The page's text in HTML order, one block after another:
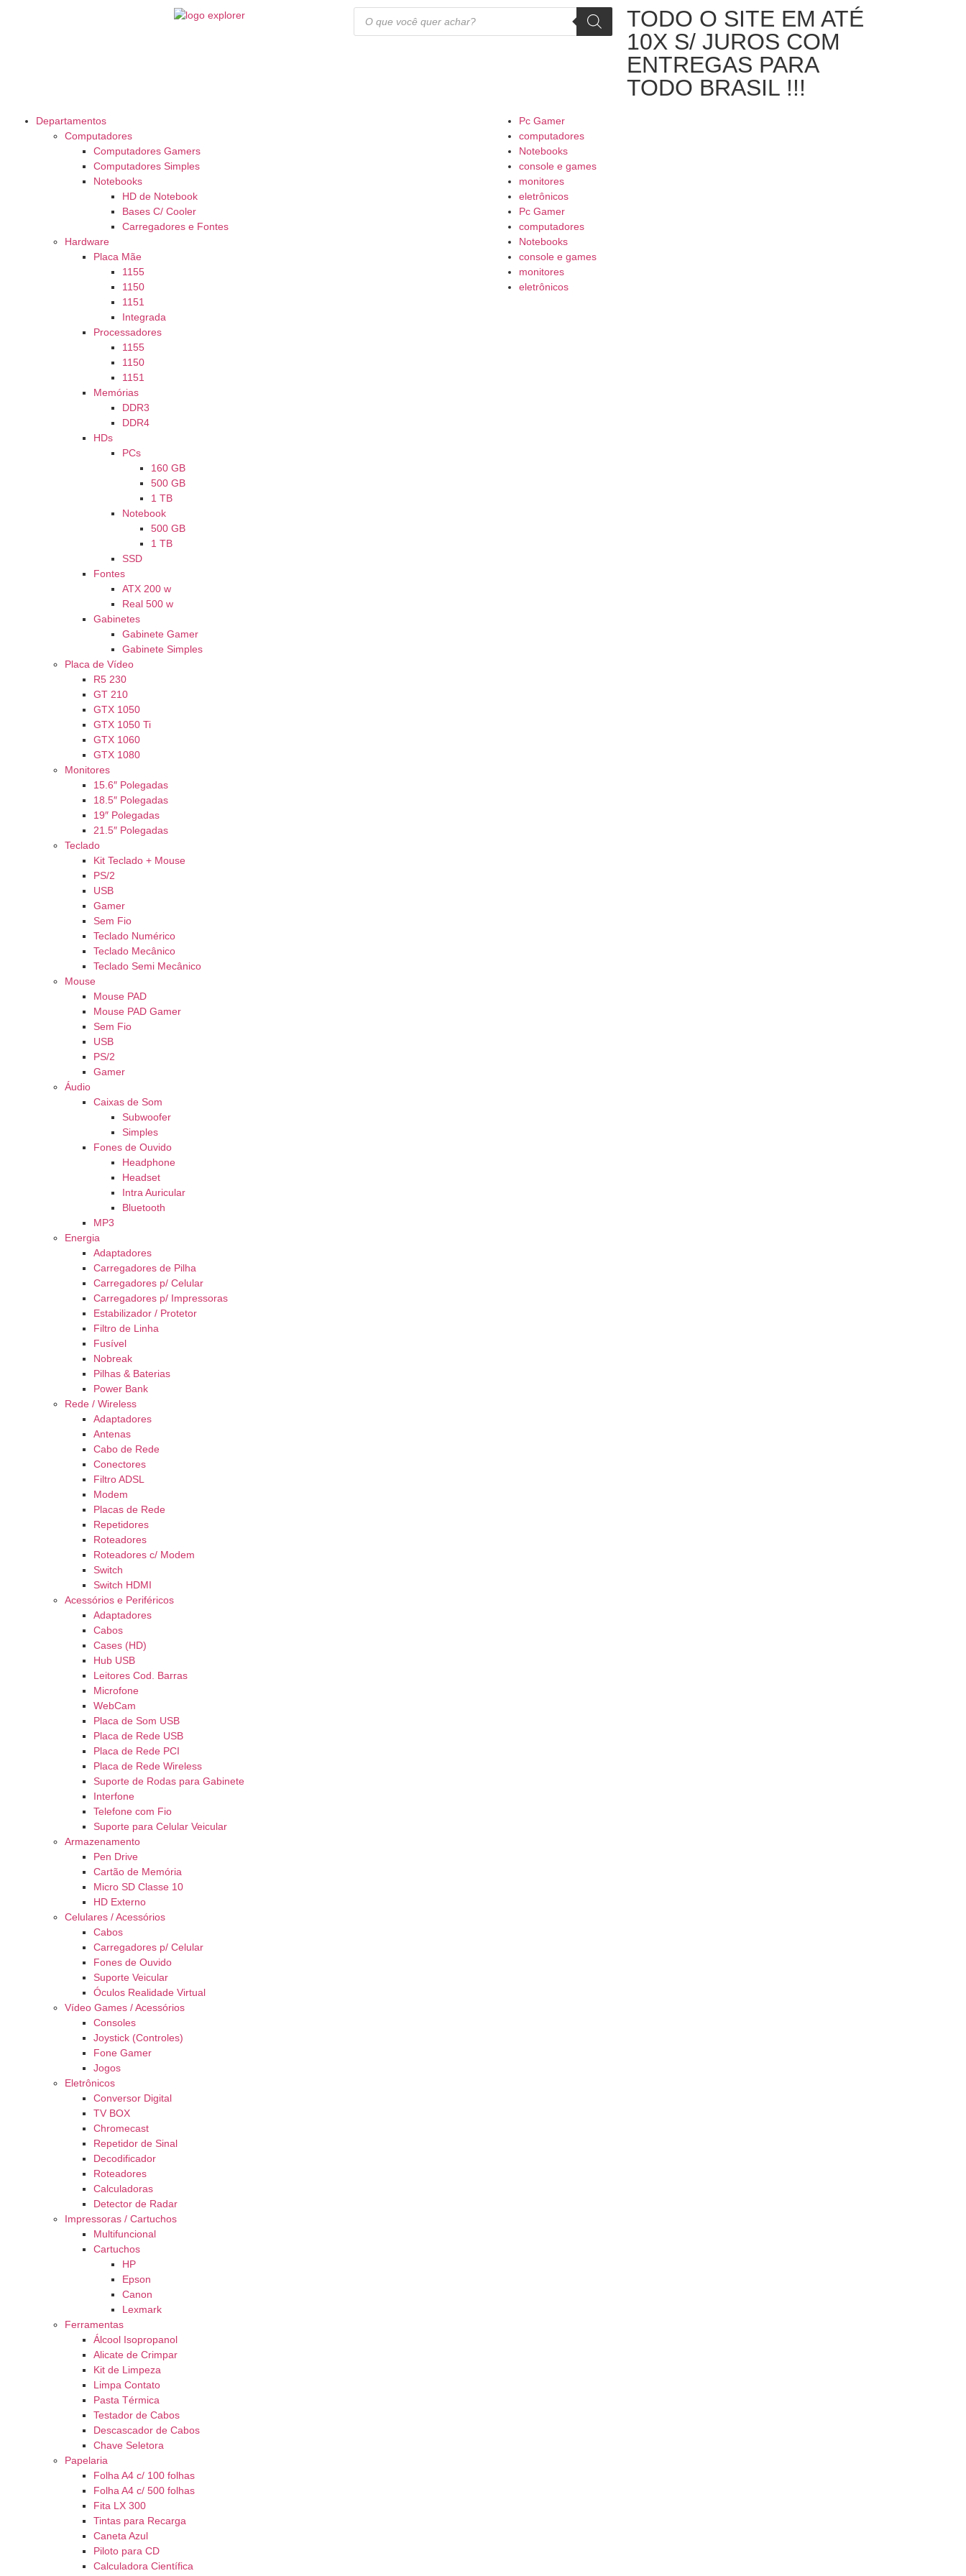
TODO O SITE EM ATÉ
10X S/ JUROS COM
ENTREGAS PARA
TODO BRASIL !!!
Departamentos
Computadores
Computadores Gamers
Computadores Simples
Notebooks
HD de Notebook
Bases C/ Cooler
Carregadores e Fontes
Hardware
Placa Mãe
1155
1150
1151
Integrada
Processadores
1155
1150
1151
Memórias
DDR3
DDR4
HDs
PCs
160 GB
500 GB
1 TB
Notebook
500 GB
1 TB
SSD
Fontes
ATX 200 w
Real 500 w
Gabinetes
Gabinete Gamer
Gabinete Simples
Placa de Vídeo
R5 230
GT 210
GTX 1050
GTX 1050 Ti
GTX 1060
GTX 1080
Monitores
15.6″ Polegadas
18.5″ Polegadas
19″ Polegadas
21.5″ Polegadas
Teclado
Kit Teclado + Mouse
PS/2
USB
Gamer
Sem Fio
Teclado Numérico
Teclado Mecânico
Teclado Semi Mecânico
Mouse
Mouse PAD
Mouse PAD Gamer
Sem Fio
USB
PS/2
Gamer
Áudio
Caixas de Som
Subwoofer
Simples
Fones de Ouvido
Headphone
Headset
Intra Auricular
Bluetooth
MP3
Energia
Adaptadores
Carregadores de Pilha
Carregadores p/ Celular
Carregadores p/ Impressoras
Estabilizador / Protetor
Filtro de Linha
Fusível
Nobreak
Pilhas & Baterias
Power Bank
Rede / Wireless
Adaptadores
Antenas
Cabo de Rede
Conectores
Filtro ADSL
Modem
Placas de Rede
Repetidores
Roteadores
Roteadores c/ Modem
Switch
Switch HDMI
Acessórios e Periféricos
Adaptadores
Cabos
Cases (HD)
Hub USB
Leitores Cod. Barras
Microfone
WebCam
Placa de Som USB
Placa de Rede USB
Placa de Rede PCI
Placa de Rede Wireless
Suporte de Rodas para Gabinete
Interfone
Telefone com Fio
Suporte para Celular Veicular
Armazenamento
Pen Drive
Cartão de Memória
Micro SD Classe 10
HD Externo
Celulares / Acessórios
Cabos
Carregadores p/ Celular
Fones de Ouvido
Suporte Veicular
Óculos Realidade Virtual
Vídeo Games / Acessórios
Consoles
Joystick (Controles)
Fone Gamer
Jogos
Eletrônicos
Conversor Digital
TV BOX
Chromecast
Repetidor de Sinal
Decodificador
Roteadores
Calculadoras
Detector de Radar
Impressoras / Cartuchos
Multifuncional
Cartuchos
HP
Epson
Canon
Lexmark
Ferramentas
Álcool Isopropanol
Alicate de Crimpar
Kit de Limpeza
Limpa Contato
Pasta Térmica
Testador de Cabos
Descascador de Cabos
Chave Seletora
Papelaria
Folha A4 c/ 100 folhas
Folha A4 c/ 500 folhas
Fita LX 300
Tintas para Recarga
Caneta Azul
Piloto para CD
Calculadora Científica
Pc Gamer
computadores
Notebooks
console e games
monitores
eletrônicos
Pc Gamer
computadores
Notebooks
console e games
monitores
eletrônicos